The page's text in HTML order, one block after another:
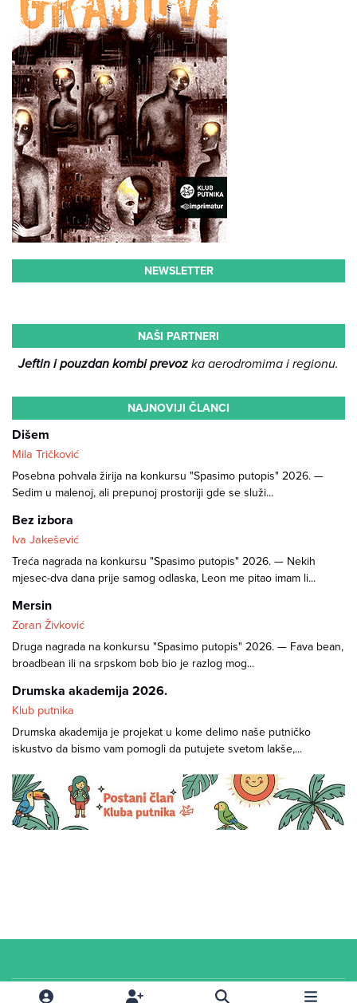
NEWSLETTER
NAŠI PARTNERI
Jeftin i pouzdan kombi prevozka aerodromima i regionu.
NAJNOVIJI ČLANCI
Dišem
Mila Tričković
Posebna pohvala žirija na konkursu "Spasimo putopis" 2026. —
Sedim u malenoj, ali prepunoj prostoriji gde se služi...
Bez izbora
Iva Jakešević
Treća nagrada na konkursu "Spasimo putopis" 2026. — Nekih
mjesec-dva dana prije samog odlaska, Leon me pitao imam li...
Mersin
Zoran Živković
Druga nagrada na konkursu "Spasimo putopis" 2026. — Fava bean,
broadbean ili na srpskom bob bio je razlog mog...
Drumska akademija 2026.
Klub putnika
Drumska akademija je projekat u kome delimo naše putničko
iskustvo da bismo vam pomogli da putujete svetom lakše,...